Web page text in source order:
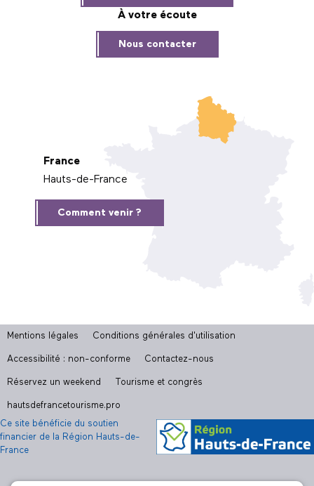
À votre écoute
Nous contacter
France
Hauts-de-France
Comment venir ?
Mentions légales Conditions générales d'utilisation
Accessibilité : non-conforme Contactez-nous
Réservez un weekend Tourisme et congrès
hautsdefrancetourisme.pro
Ce site bénéficie du soutien
financier de la Région Hauts-de-
France